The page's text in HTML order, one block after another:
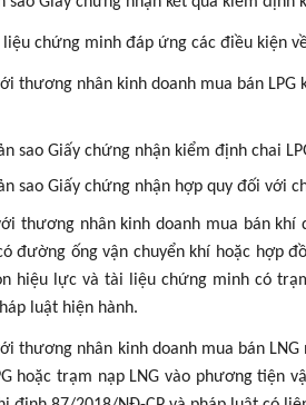
liệu chứng minh đáp ứng các điều kiện
thương nhân kinh doanh mua bán LPG
sao Giấy chứng nhận kiểm định chai
sao Giấy chứng nhận hợp quy đối với
thương nhân kinh doanh mua bán
đường ống vận chuyển khí hoặc hợp
hiệu lực và tài liệu chứng minh có
luật hiện hành.
thương nhân kinh doanh mua bán
hoặc trạm nạp LNG vào phương tiện